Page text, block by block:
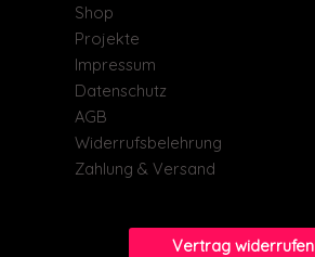
Shop
Projekte
Impressum
Datenschutz
AGB
Widerrufsbelehrung
Zahlung & Versand
Vertrag widerrufen